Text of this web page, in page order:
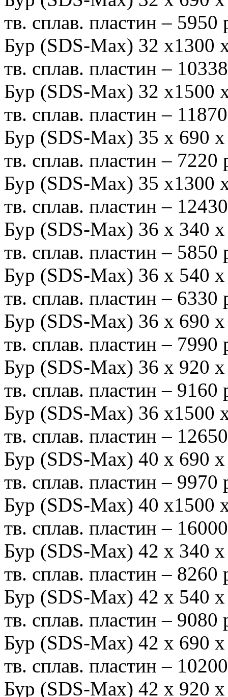
тв. сплав. пластин – 5950
Бур (SDS-Мах) 32
тв. сплав. пластин –
Бур (SDS-Max) 32
тв. сплав. пластин –
Бур (SDS-Max) 35 х 690
тв. сплав. пластин – 7220
Бур (SDS-Мах) 35
тв. сплав. пластин –
Бур (SDS-Max) 36 х 340
тв. сплав. пластин – 5850
Бур (SDS-Max) 36 х 540
тв. сплав. пластин – 6330
Бур (SDS-Max) 36 х 690
тв. сплав. пластин – 7990
Бур (SDS-Max) 36 х 920
тв. сплав. пластин – 9160
Бур (SDS-Мах) 36
тв. сплав. пластин –
Бур (SDS-Max) 40 х 690
тв. сплав. пластин – 9970
Бур (SDS-Max) 40
тв. сплав. пластин –
Бур (SDS-Max) 42 х 340
тв. сплав. пластин – 8260
Бур (SDS-Max) 42 х 540
тв. сплав. пластин – 9080
Бур (SDS-Max) 42 х 690
тв. сплав. пластин –
Бур (SDS-Max) 42 х 920